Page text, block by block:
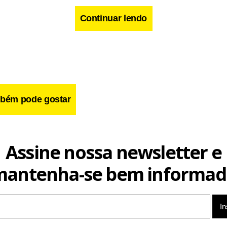
no Instituto Histórico e Geográfico do DF
Continuar lendo
pode gostar
Assine nossa newsletter e
se bem